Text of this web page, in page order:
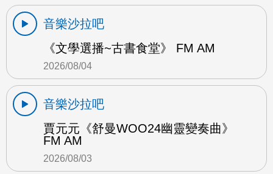
音樂沙拉吧
《文學選播~古書食堂》 FM AM
2026/08/04
音樂沙拉吧
賈元元《舒曼WOO24幽靈變奏曲》
FM AM
2026/08/03